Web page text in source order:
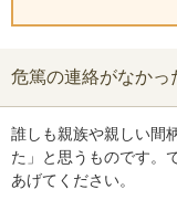
危篤の連絡がなかっ
誰しも親族や親しい間
た」と思うものです。
あげてください。